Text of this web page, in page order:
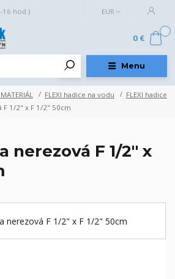
Menu
EUR
16 hod.)
0
0 €
FLEXI hadice na vodu
FLEXI hadice
F 1/2" x F 1/2" 50cm
nerezová F 1/2" x